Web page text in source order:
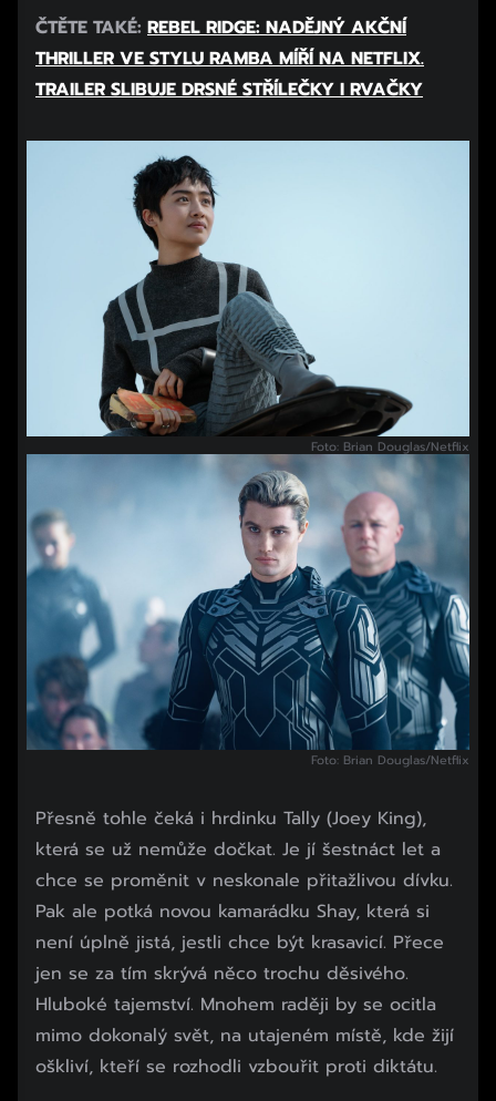
ČTĚTE TAKÉ: REBEL RIDGE: NADĚJNÝ AKČNÍ
THRILLER VE STYLU RAMBA MÍŘÍ NA NETFLIX.
TRAILER SLIBUJE DRSNÉ STŘÍLEČKY I RVAČKY
Foto: Brian Douglas/Netflix
Foto: Brian Douglas/Netflix
Přesně tohle čeká i hrdinku Tally (Joey King),
která se už nemůže dočkat. Je jí šestnáct let a
chce se proměnit v neskonale přitažlivou dívku.
Pak ale potká novou kamarádku Shay, která si
není úplně jistá, jestli chce být krasavicí. Přece
jen se za tím skrývá něco trochu děsivého.
Hluboké tajemství. Mnohem raději by se ocitla
mimo dokonalý svět, na utajeném místě, kde žijí
oškliví, kteří se rozhodli vzbouřit proti diktátu.